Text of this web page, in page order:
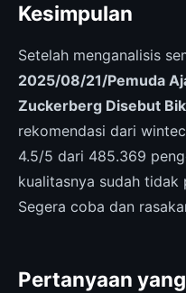
Kesimpulan
Setelah menganalisis
2025/08/21/Pemuda
Zuckerberg Disebut
rekomendasi dari
4.5/5 dari 485.369
kualitasnya sudah
Segera coba dan
Pertanyaan